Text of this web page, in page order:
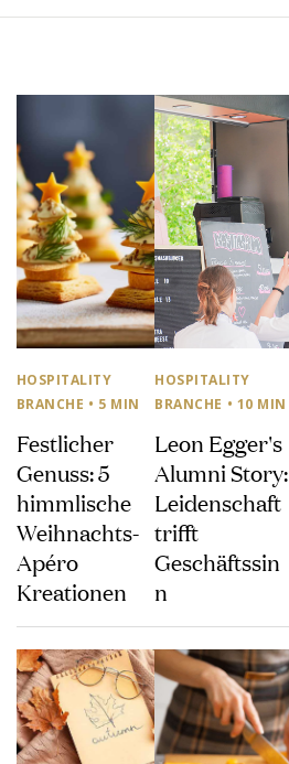
HOSPITALITY
BRANCHE • 5 MIN
Festlicher
Genuss: 5
himmlische
Weihnachts-
Apéro
Kreationen
HOSPITALITY
BRANCHE • 10 MIN
Leon Egger's
Alumni Story:
Leidenschaft
trifft
Geschäftssin
n